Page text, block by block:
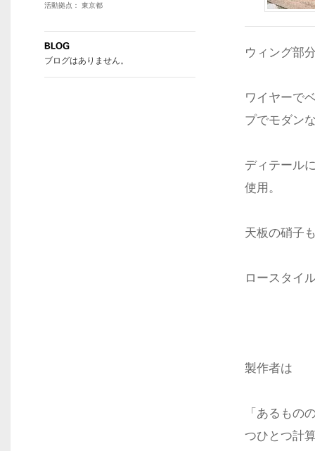
ウィング部
ワイヤーで
プでモダン
ディテール
使用。
天板の硝子
ロースタイ
製作者は
「あるもの
つひとつ計
活動拠点： 東京都
ブログはありません。